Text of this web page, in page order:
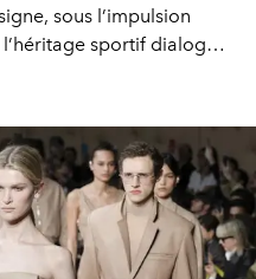
sous l’impulsion
sportif dialogue
formelle.